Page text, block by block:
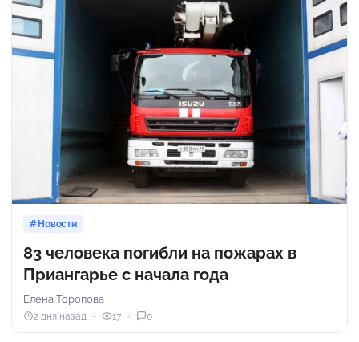
Новости
83 человека погибли на пожарах в
Приангарье с начала года
Елена Торопова
2 дня назад 17 0